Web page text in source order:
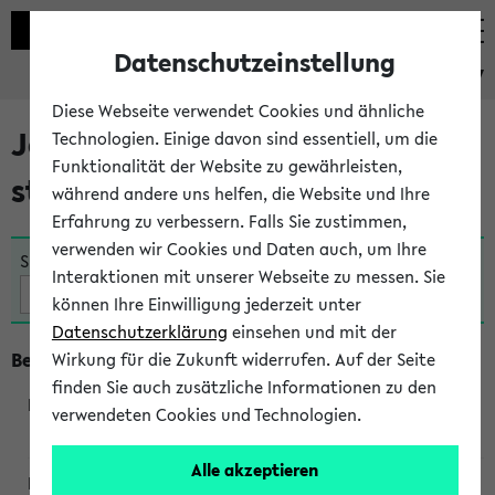
eKVV
Jetzt und in Kürze
stattfindende Veranstaltungen
Suche:
Beginn um 10 Uhr
Datenschutzeinstellung
Diese Webseite verwendet Cookies und ähnliche
Technologien. Einige davon sind essentiell, um die
Funktionalität der Website zu gewährleisten,
während andere uns helfen, die Website und Ihre
Erfahrung zu verbessern. Falls Sie zustimmen,
verwenden wir Cookies und Daten auch, um Ihre
Interaktionen mit unserer Webseite zu messen. Sie
können Ihre Einwilligung jederzeit unter
Datenschutzerklärung einsehen und mit der
Wirkung für die Zukunft widerrufen. Auf der Seite
finden Sie auch zusätzliche Informationen zu den
verwendeten Cookies und Technologien.
Alle akzeptieren